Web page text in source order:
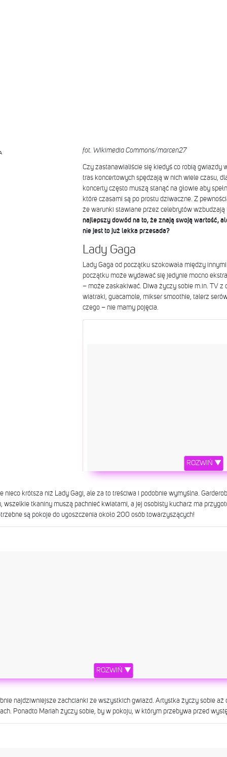
fot. Wikimedia Commons/marcen27
Czy zastanawialiście się kiedyś co robią gwiazdy
tras koncertowych spędzają w nich wiele czasu,
koncerty często muszą stanąć na głowie aby
które czasami są po prostu dziwaczne. Z
że warunki stawiane przez celebrytów
najlepszy dowód na to, że znają swoją wartość,
nie jest to już lekka przesada?
Lady Gaga
Lady Gaga od początku szokowała między
początku może wydawać się jedynie mocno
– może zaskakiwać. Diwa życzy sobie m.in. TV z
wiatraki, guacamole, mikser smoothie, talerz
czego – nie mamy pojęcia.
ROZWIŃ ▼
nieco krótsza niż Lady Gagi, ale za to treściwa i podobnie wymyślna.
wszelkie tkaniny muszą pachnieć kwiatami, a jej osobisty kucharz ma
są pokoje do ugoszczenia około 200 osób towarzyszących!
ROZWIŃ ▼
najdziwniejsze zachcianki ze wszystkich gwiazd. Artystka życzy sobie aż
Ponadto Mariah życzy sobie, by w pokoju, w którym przebywa przed